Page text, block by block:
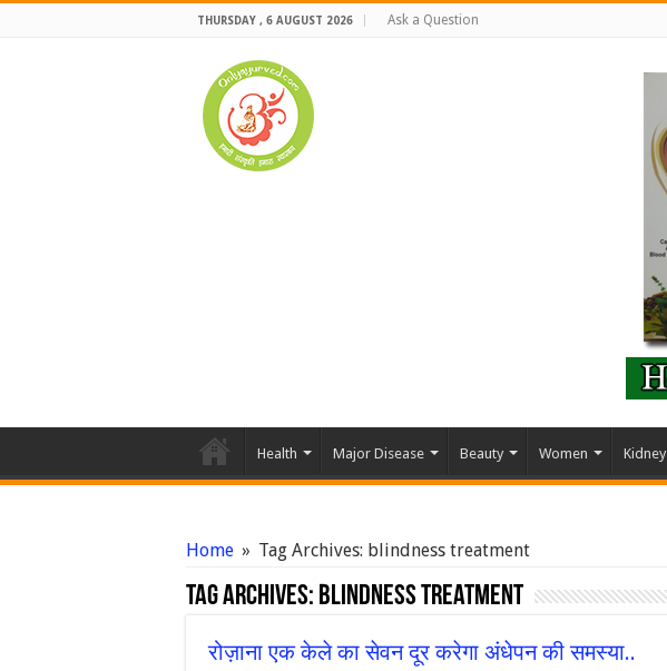
THURSDAY , 6 AUGUST 2026 Ask a Question
Health Major Disease Beauty Women Kidney
Home » Tag Archives: blindness treatment
Tag Archives: blindness treatment
रोज़ाना एक केले का सेवन दूर करेगा अंधेपन की समस्या..